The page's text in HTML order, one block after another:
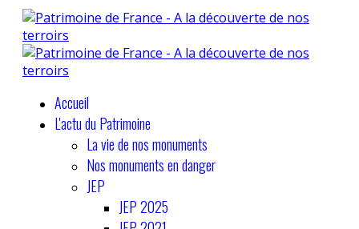
Accueil
L'actu du Patrimoine
La vie de nos monuments
Nos monuments en danger
JEP
JEP 2025